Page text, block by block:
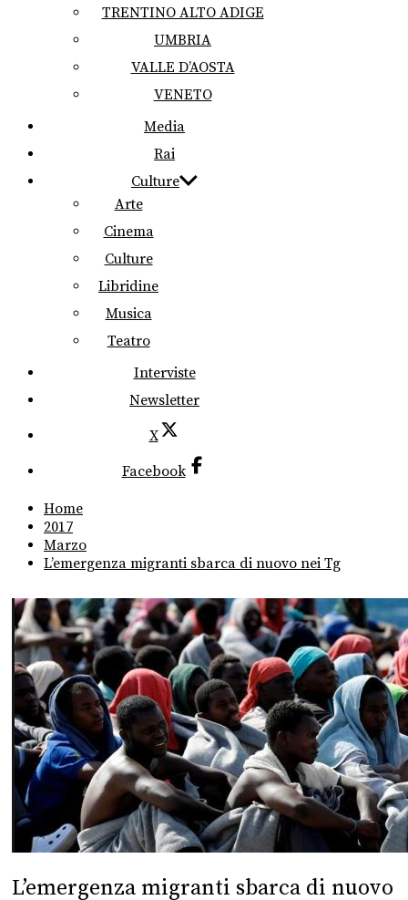
TRENTINO ALTO ADIGE
UMBRIA
VALLE D’AOSTA
VENETO
Media
Rai
Culture
Arte
Cinema
Culture
Libridine
Musica
Teatro
Interviste
Newsletter
X
Facebook
Home
2017
Marzo
L’emergenza migranti sbarca di nuovo nei Tg
L’emergenza migranti sbarca di nuovo